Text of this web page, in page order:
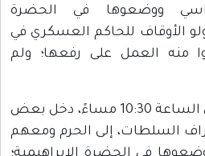
ووضعوها في الحضرة
الأوقاف للحاكم العسكري في
منه العمل على رفعها؛ ولم
15- بتاريخ 9/4/1970م وفي الساعة 10:30 مساءً، دخل بعض
السلطات، إلى الحرم ومعهم